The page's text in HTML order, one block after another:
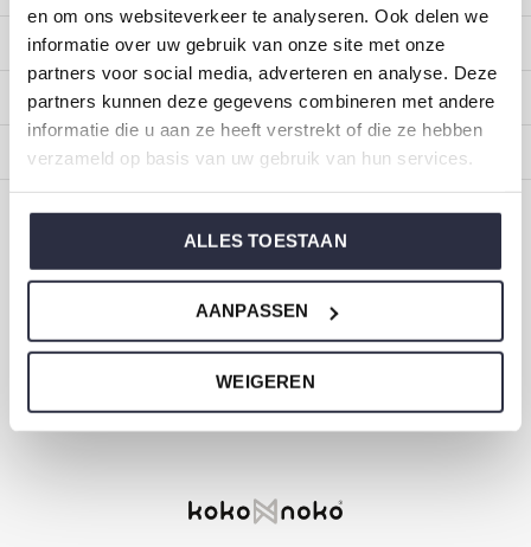
en om ons websiteverkeer te analyseren. Ook delen we
informatie over uw gebruik van onze site met onze
partners voor social media, adverteren en analyse. Deze
partners kunnen deze gegevens combineren met andere
informatie die u aan ze heeft verstrekt of die ze hebben
verzameld op basis van uw gebruik van hun services.
ALLES TOESTAAN
AANPASSEN
WEIGEREN
Mijn account
Categorieën
Over ons
ONZE MERKEN